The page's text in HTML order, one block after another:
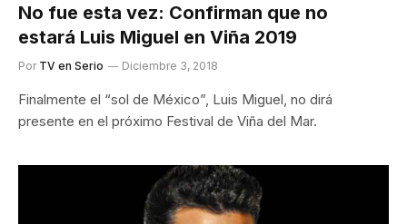
No fue esta vez: Confirman que no
estará Luis Miguel en Viña 2019
Por TV en Serio Diciembre 3, 2018
Finalmente el “sol de México”, Luis Miguel, no dirá
presente en el próximo Festival de Viña del Mar.